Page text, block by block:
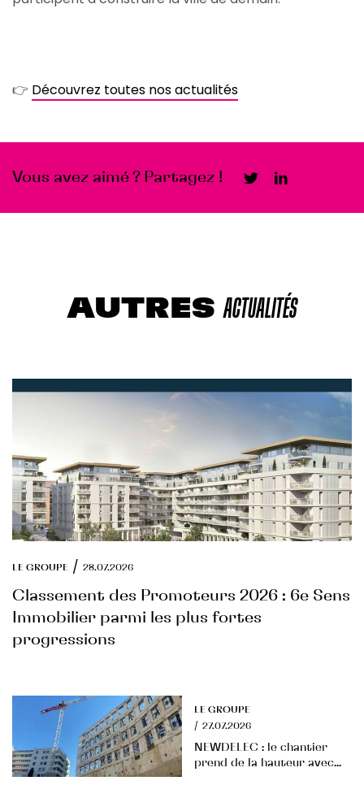
👉 Découvrez toutes nos actualités
Vous avez aimé ? Partagez !
AUTRES ACTUALITÉS
LE GROUPE / 28.07.2026
Classement des Promoteurs 2026 : 6e Sens
Immobilier parmi les plus fortes
progressions
LE GROUPE
/ 27.07.2026
NEWDELEC : le chantier
prend de la hauteur avec...